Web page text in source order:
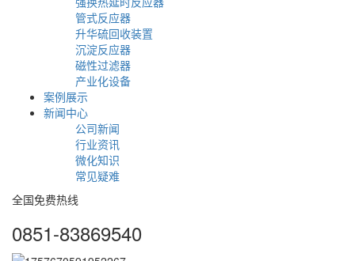
管式反应器
升华硫回收装置
沉淀反应器
磁性过滤器
产业化设备
案例展示
新闻中心
公司新闻
行业资讯
微化知识
常见疑难
全国免费热线
0851-83869540